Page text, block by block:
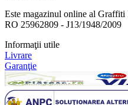
Este magazinul online al
RO 25962809 - J13/1948/2009
Informaţii utile
Livrare
Garanţie